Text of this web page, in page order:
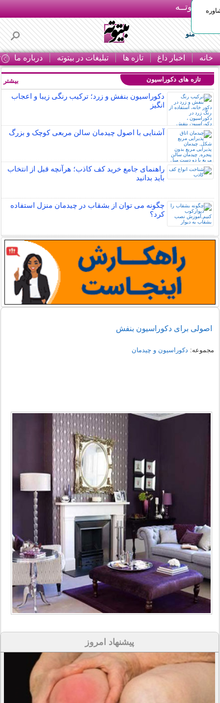
بـیتوتــه
منو
خانه اخبار داغ تازه ها تبلیغات در بیتوته درباره ما
تازه های دکوراسیون
دکوراسیون بنفش و زرد؛ ترکیب رنگی زیبا و اعجاب
انگیز
آشنایی با اصول چیدمان سالن مربعی کوچک و بزرگ
راهنمای جامع خرید کف کاذب؛ هرآنچه قبل از انتخاب
باید بدانید
چگونه می توان از بشقاب در چیدمان منزل استفاده
کرد؟
بیشتر
اصولی برای دکوراسیون بنفش
مجموعه: دکوراسیون و چیدمان
پیشنهاد امروز